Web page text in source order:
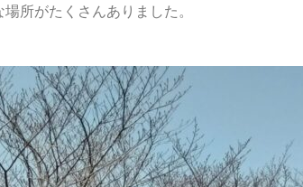
所がたくさんありました。